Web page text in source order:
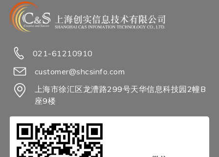
021-61210910
customer@shcsinfo.com
上海市徐汇区龙漕路299号天华信息科技园2幢B
座9楼